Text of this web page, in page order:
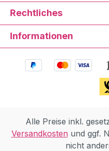
Rechtliches
Informationen
Alle Preise inkl.
Versandkosten und ggf.
nicht